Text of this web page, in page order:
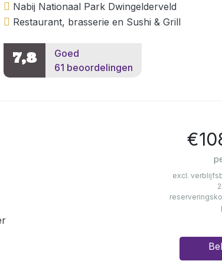
Nabij Nationaal Park Dwingelderveld
Restaurant, brasserie en Sushi & Grill
7,8
Goed
61 beoordelingen
excl.